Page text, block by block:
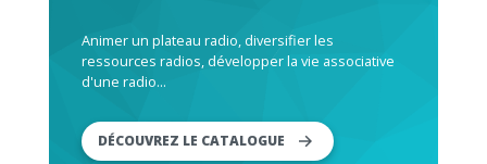
Animer un plateau radio, diversifier les
ressources radios, développer la vie associative
d'une radio...
DÉCOUVREZ LE CATALOGUE